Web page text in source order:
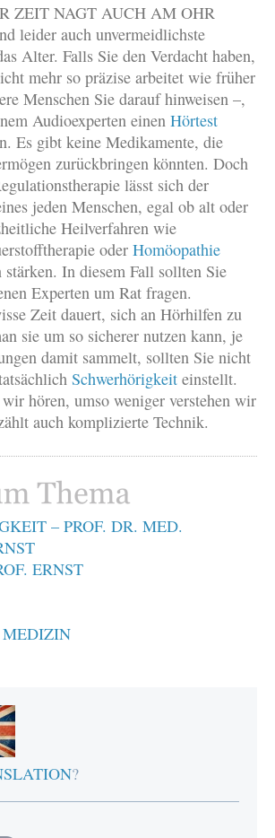
ZEIT NAGT AUCH AM OHR
leider auch unvermeidlichste
Alter. Falls Sie den Verdacht haben,
mehr so präzise arbeitet wie früher
Menschen Sie darauf hinweisen –,
Audioexperten einen Hörtest
Es gibt keine Medikamente, die
zurückbringen könnten. Doch
lässt sich der
jeden Menschen, egal ob alt oder
Heilverfahren wie
oder Homöopathie
stärken. In diesem Fall sollten Sie
Experten um Rat fragen.
Zeit dauert, sich an Hörhilfen zu
sie um so sicherer nutzen kann, je
damit sammelt, sollten Sie nicht
Schwerhörigkeit einstellt.
hören, umso weniger verstehen wir
auch komplizierte Technik.
– PROF. DR. MED.
ERNST
?